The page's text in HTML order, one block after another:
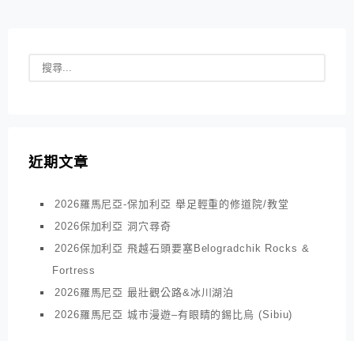
近期文章
2026羅馬尼亞-保加利亞 舉足輕重的修道院/教堂
2026保加利亞 洞穴尋奇
2026保加利亞 飛越石頭要塞Belogradchik Rocks &
Fortress
2026羅馬尼亞 最壯觀公路&冰川湖泊
2026羅馬尼亞 城市漫遊–有眼睛的錫比烏 (Sibiu)